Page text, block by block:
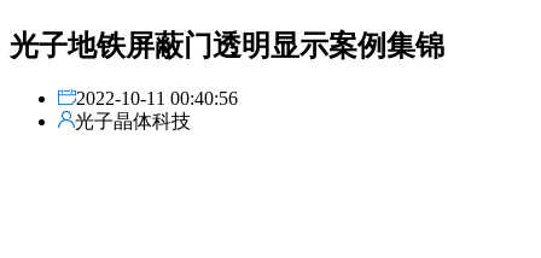
光子地铁屏蔽门透明显示案例集锦
2022-10-11 00:40:56
光子晶体科技